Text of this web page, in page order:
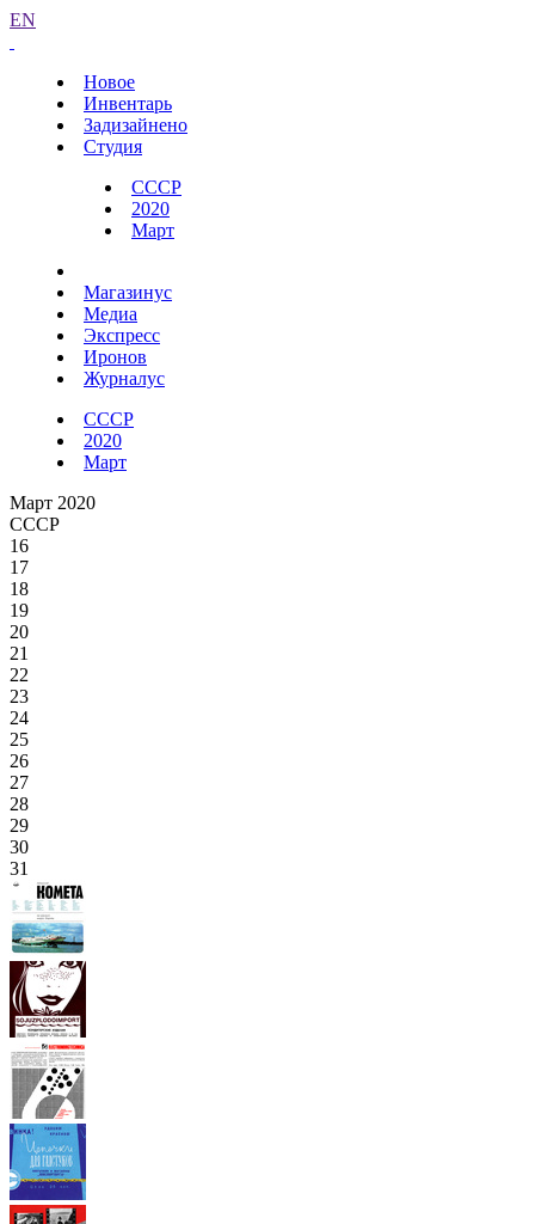
EN
Новое
Инвентарь
Задизайнено
Студия
СССР
2020
Март
Магазинус
Медиа
Экспресс
Иронов
Журналус
СССР
2020
Март
Март 2020
СССР
16
17
18
19
20
21
22
23
24
25
26
27
28
29
30
31